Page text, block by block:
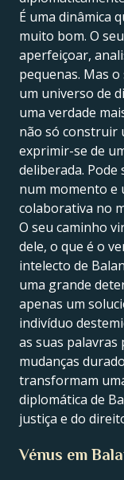
É uma dinâmica
muito bom. O
aperfeiçoar,
pequenas. Mas o
um universo de
uma verdade
não só construir
exprimir-se de
deliberada. Pode
num momento e
colaborativa no
O seu caminho
dele, o que é o
intelecto de
uma grande
apenas um
indivíduo
as suas palavras
mudanças
transformam
diplomática de
justiça e do
Vénus em